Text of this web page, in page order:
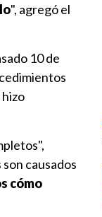
", agregó el
10 de
causados
cómo